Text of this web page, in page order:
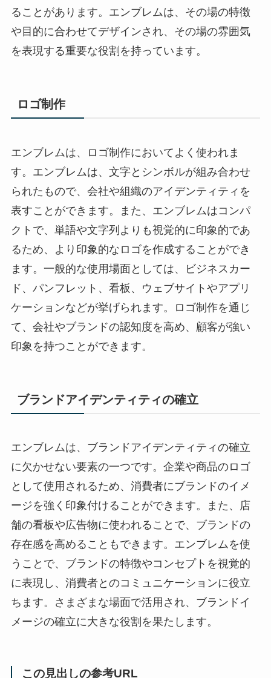
ることがあります。エンブレムは、その場の特徴
や目的に合わせてデザインされ、その場の雰囲気
を表現する重要な役割を持っています。
ロゴ制作
エンブレムは、ロゴ制作においてよく使われま
す。エンブレムは、文字とシンボルが組み合わせ
られたもので、会社や組織のアイデンティティを
表すことができます。また、エンブレムはコンパ
クトで、単語や文字列よりも視覚的に印象的であ
るため、より印象的なロゴを作成することができ
ます。一般的な使用場面としては、ビジネスカー
ド、パンフレット、看板、ウェブサイトやアプリ
ケーションなどが挙げられます。ロゴ制作を通じ
て、会社やブランドの認知度を高め、顧客が強い
印象を持つことができます。
ブランドアイデンティティの確立
エンブレムは、ブランドアイデンティティの確立
に欠かせない要素の一つです。企業や商品のロゴ
として使用されるため、消費者にブランドのイメ
ージを強く印象付けることができます。また、店
舗の看板や広告物に使われることで、ブランドの
存在感を高めることもできます。エンブレムを使
うことで、ブランドの特徴やコンセプトを視覚的
に表現し、消費者とのコミュニケーションに役立
ちます。さまざまな場面で活用され、ブランドイ
メージの確立に大きな役割を果たします。
この見出しの参考URL